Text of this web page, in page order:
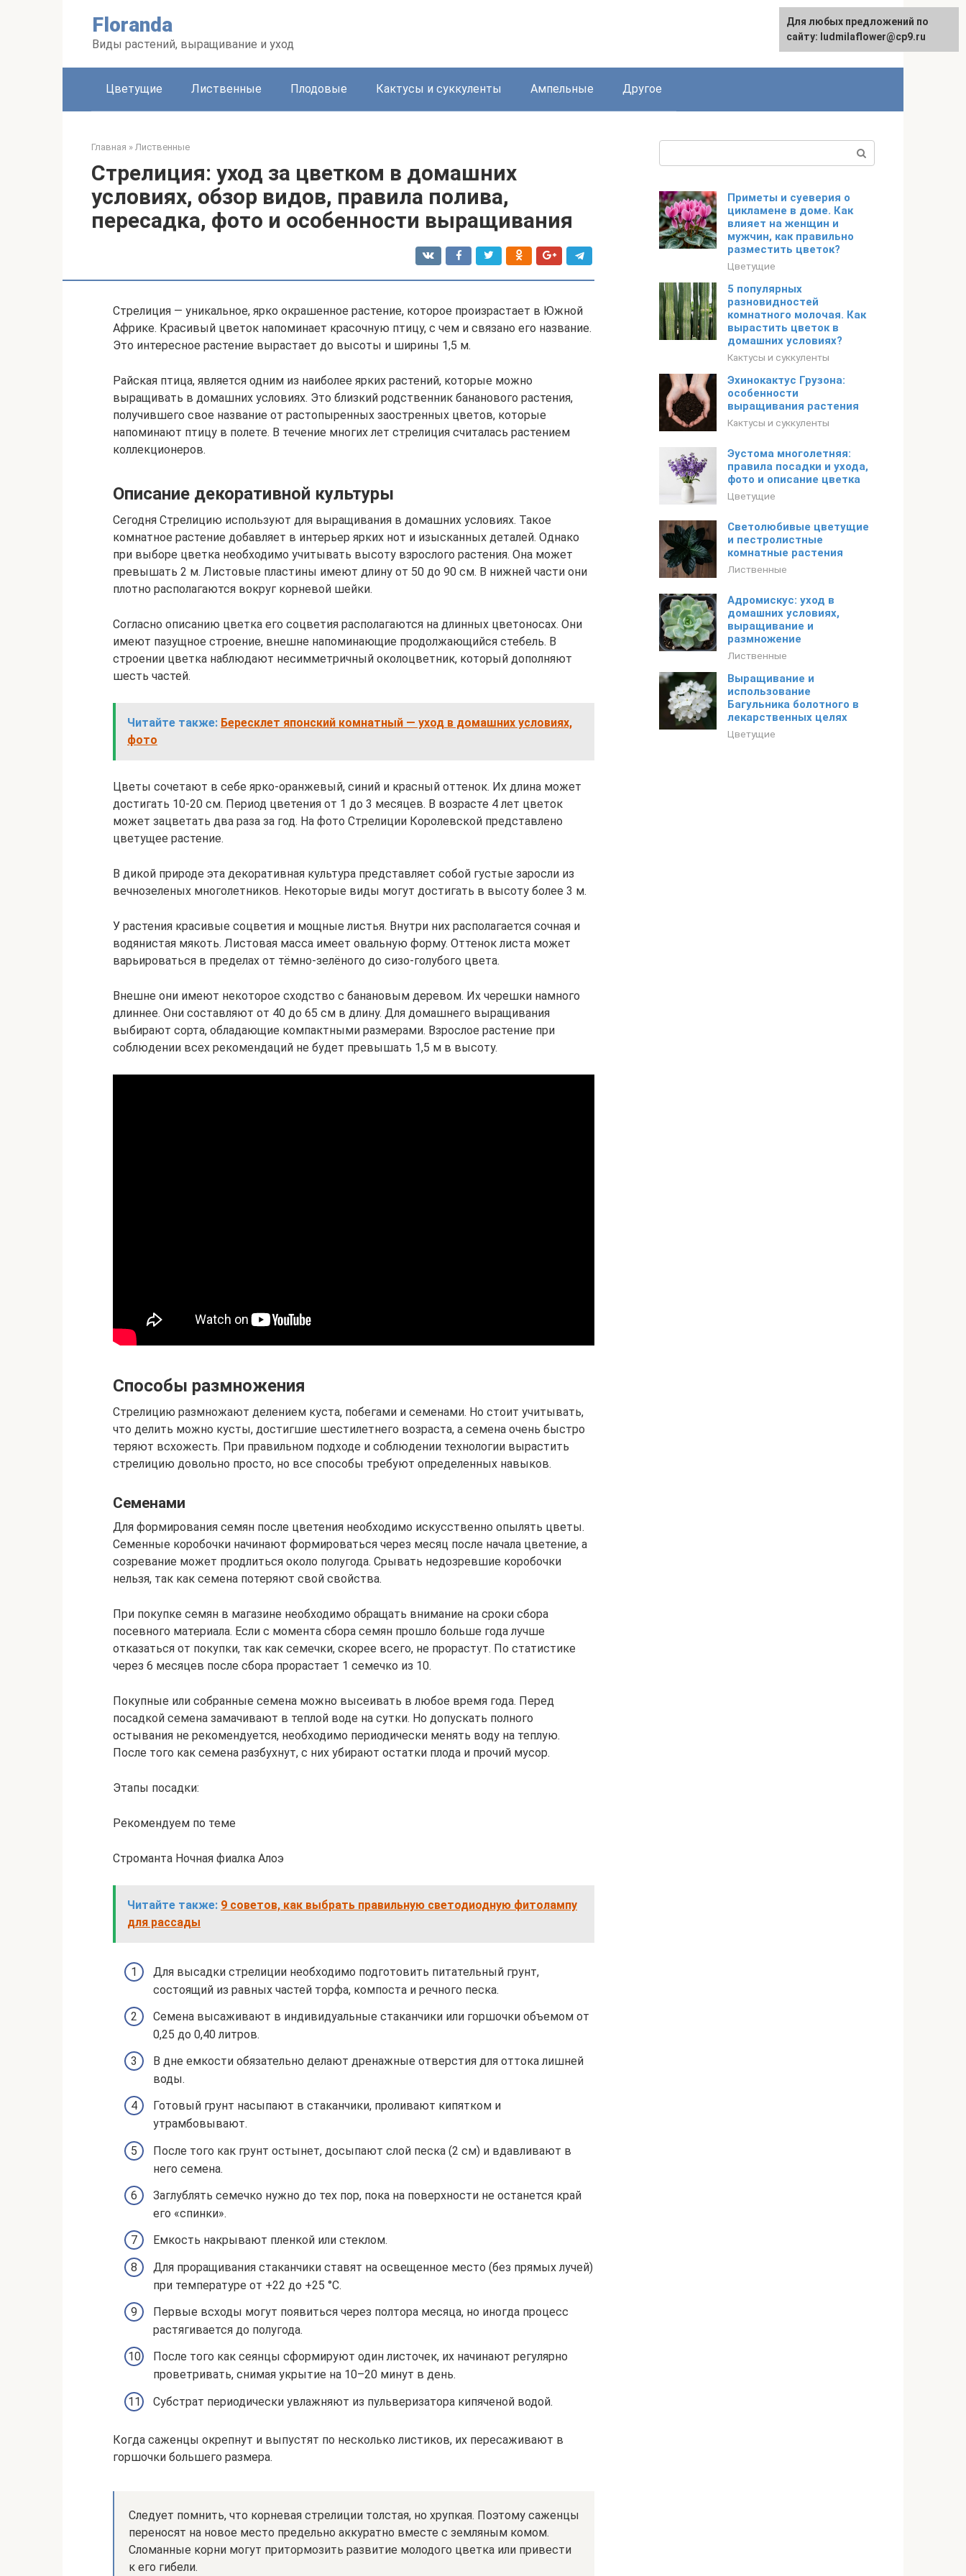
Floranda
Виды растений, выращивание и уход
Цветущие Лиственные Плодовые Кактусы и суккуленты Ампельные Другое
Главная » Лиственные
Стрелиция: уход за цветком в домашних
условиях, обзор видов, правила полива,
пересадка, фото и особенности выращивания
Стрелиция — уникальное, ярко окрашенное растение, которое произрастает в Южной
Африке. Красивый цветок напоминает красочную птицу, с чем и связано его название.
Это интересное растение вырастает до высоты и ширины 1,5 м.
Райская птица, является одним из наиболее ярких растений, которые можно
выращивать в домашних условиях. Это близкий родственник бананового растения,
получившего свое название от растопыренных заостренных цветов, которые
напоминают птицу в полете. В течение многих лет стрелиция считалась растением
коллекционеров.
Описание декоративной культуры
Сегодня Стрелицию используют для выращивания в домашних условиях. Такое
комнатное растение добавляет в интерьер ярких нот и изысканных деталей. Однако
при выборе цветка необходимо учитывать высоту взрослого растения. Она может
превышать 2 м. Листовые пластины имеют длину от 50 до 90 см. В нижней части они
плотно располагаются вокруг корневой шейки.
Согласно описанию цветка его соцветия располагаются на длинных цветоносах. Они
имеют пазущное строение, внешне напоминающие продолжающийся стебель. В
строении цветка наблюдают несимметричный околоцветник, который дополняют
шесть частей.
Читайте также: Бересклет японский комнатный — уход в домашних условиях,
фото
Цветы сочетают в себе ярко-оранжевый, синий и красный оттенок. Их длина может
достигать 10-20 см. Период цветения от 1 до 3 месяцев. В возрасте 4 лет цветок
может зацветать два раза за год. На фото Стрелиции Королевской представлено
цветущее растение.
В дикой природе эта декоративная культура представляет собой густые заросли из
вечнозеленых многолетников. Некоторые виды могут достигать в высоту более 3 м.
У растения красивые соцветия и мощные листья. Внутри них располагается сочная и
водянистая мякоть. Листовая масса имеет овальную форму. Оттенок листа может
варьироваться в пределах от тёмно-зелёного до сизо-голубого цвета.
Внешне они имеют некоторое сходство с банановым деревом. Их черешки намного
длиннее. Они составляют от 40 до 65 см в длину. Для домашнего выращивания
выбирают сорта, обладающие компактными размерами. Взрослое растение при
соблюдении всех рекомендаций не будет превышать 1,5 м в высоту.
Способы размножения
Стрелицию размножают делением куста, побегами и семенами. Но стоит учитывать,
что делить можно кусты, достигшие шестилетнего возраста, а семена очень быстро
теряют всхожесть. При правильном подходе и соблюдении технологии вырастить
стрелицию довольно просто, но все способы требуют определенных навыков.
Семенами
Для формирования семян после цветения необходимо искусственно опылять цветы.
Семенные коробочки начинают формироваться через месяц после начала цветение, а
созревание может продлиться около полугода. Срывать недозревшие коробочки
нельзя, так как семена потеряют свой свойства.
При покупке семян в магазине необходимо обращать внимание на сроки сбора
посевного материала. Если с момента сбора семян прошло больше года лучше
отказаться от покупки, так как семечки, скорее всего, не прорастут. По статистике
через 6 месяцев после сбора прорастает 1 семечко из 10.
Покупные или собранные семена можно высеивать в любое время года. Перед
посадкой семена замачивают в теплой воде на сутки. Но допускать полного
остывания не рекомендуется, необходимо периодически менять воду на теплую.
После того как семена разбухнут, с них убирают остатки плода и прочий мусор.
Этапы посадки:
Рекомендуем по теме
Строманта Ночная фиалка Алоэ
Читайте также: 9 советов, как выбрать правильную светодиодную фитолампу
для рассады
Для высадки стрелиции необходимо подготовить питательный грунт,
состоящий из равных частей торфа, компоста и речного песка.
Семена высаживают в индивидуальные стаканчики или горшочки объемом от
0,25 до 0,40 литров.
В дне емкости обязательно делают дренажные отверстия для оттока лишней
воды.
Готовый грунт насыпают в стаканчики, проливают кипятком и
утрамбовывают.
После того как грунт остынет, досыпают слой песка (2 см) и вдавливают в
него семена.
Заглублять семечко нужно до тех пор, пока на поверхности не останется край
его «спинки».
Емкость накрывают пленкой или стеклом.
Для проращивания стаканчики ставят на освещенное место (без прямых лучей)
при температуре от +22 до +25 °C.
Первые всходы могут появиться через полтора месяца, но иногда процесс
растягивается до полугода.
После того как сеянцы сформируют один листочек, их начинают регулярно
проветривать, снимая укрытие на 10–20 минут в день.
Субстрат периодически увлажняют из пульверизатора кипяченой водой.
Когда саженцы окрепнут и выпустят по несколько листиков, их пересаживают в
горшочки большего размера.
Следует помнить, что корневая стрелиции толстая, но хрупкая. Поэтому саженцы
переносят на новое место предельно аккуратно вместе с земляным комом.
Сломанные корни могут притормозить развитие молодого цветка или привести
к его гибели.
Приметы и суеверия о
цикламене в доме. Как
влияет на женщин и
мужчин, как правильно
разместить цветок?
Цветущие
5 популярных
разновидностей
комнатного молочая. Как
вырастить цветок в
домашних условиях?
Кактусы и суккуленты
Эхинокактус Грузона:
особенности
выращивания растения
Кактусы и суккуленты
Эустома многолетняя:
правила посадки и ухода,
фото и описание цветка
Цветущие
Светолюбивые цветущие
и пестролистные
комнатные растения
Лиственные
Адромискус: уход в
домашних условиях,
выращивание и
размножение
Лиственные
Выращивание и
использование
Багульника болотного в
лекарственных целях
Цветущие
Для любых предложений по
сайту: ludmilaflower@cp9.ru